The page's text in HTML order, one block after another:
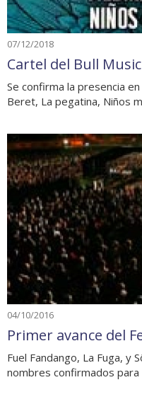
07/12/2018
Cartel del Bull
Se confirma la presencia
Beret, La pegatina, Niños
04/10/2016
Primer avance del
Fuel Fandango, La Fuga, y
nombres confirmados para